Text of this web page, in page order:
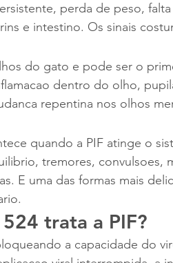
perda de peso,
e intestino. Os sinais
do gato e pode ser o
dentro do olho,
repentina nos olhos
quando a PIF atinge o
tremores, convulsoes,
E uma das formas mais
trata a PIF?
a capacidade do